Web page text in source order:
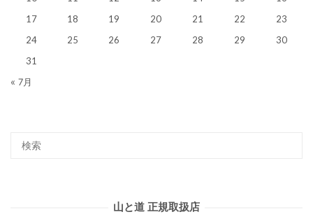
17
18 19 20 21 22
23
24
25 26 27 28 29
30
31
« 7月
山と道 正規取扱店